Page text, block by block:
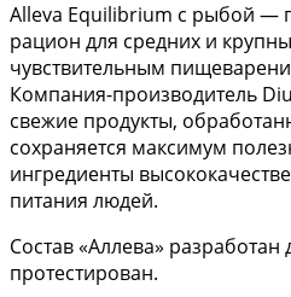
Alleva Equilibrium с рыбой —
рацион для средних и
чувствительным
Компания-производитель
свежие продукты,
сохраняется максимум
ингредиенты
питания людей.
Состав «Аллева»
протестирован.